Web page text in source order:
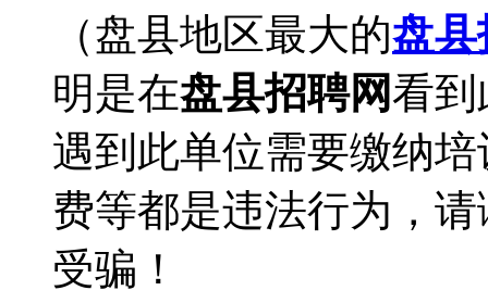
（盘县地区最大的盘县
明是在盘县招聘网看
遇到此单位需要缴纳
费等都是违法行为，
受骗！